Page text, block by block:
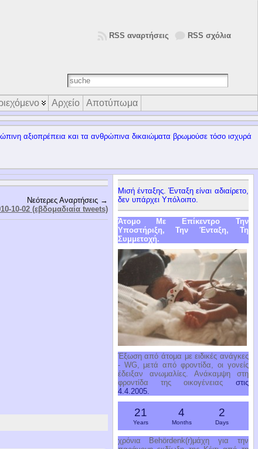
RSS σχόλια
RSS αναρτήσεις
Αρχείο Αποτύπωμα
αξιοπρέπεια και τα ανθρώπινα δικαιώματα βρωμούσε τόσο ισχυρά
Νεότερες Αναρτήσεις →
10-02 (εβδομαδιαία tweets)
Μισή ένταξης. Ένταξη είναι αδιαίρετο,
δεν υπάρχει Υπόλοιπο.
Άτομο Με Επίκεντρο Την
Υποστήριξη, Την Ένταξη, Τη
Συμμετοχή.
Έξωση από άτομα με ειδικές ανάγκες
- WG, μετά από φροντίδα, οι γονείς
έδειξαν ανωμαλίες. Ανάκαμψη στη
φροντίδα της οικογένειας στις
4.4.2005.
21
Years
4
Months
2
Days
χρόνια Behördenk(r)μάχη για την